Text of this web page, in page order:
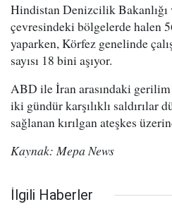
Hindistan Denizcilik
çevresindeki bölgelerde halen
yaparken, Körfez genelinde
sayısı 18 bini aşıyor.
ABD ile İran arasındaki
iki gündür karşılıklı saldırılar
sağlanan kırılgan ateşkes
Kaynak: Mepa News
İlgili Haberler